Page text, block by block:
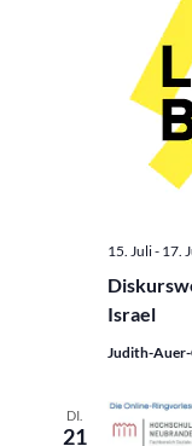
Israel
15. Juli- 17.
Judith-
DI.
21